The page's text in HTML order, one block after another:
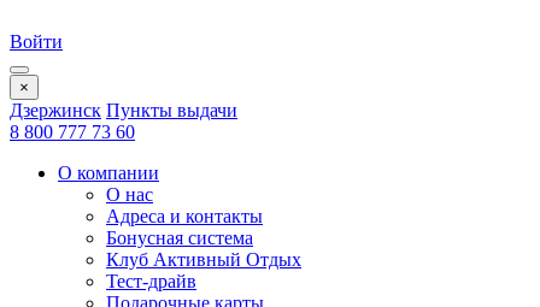
Войти
×
Дзержинск Пункты выдачи
8 800 777 73 60
О компании
О нас
Адреса и контакты
Бонусная система
Клуб Активный Отдых
Тест-драйв
Подарочные карты